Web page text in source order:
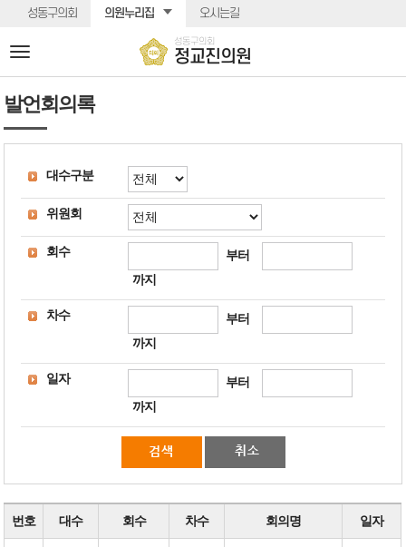
본문바로가기
성동구의회 의원누리집 오시는길
성동구의회
정교진의원
전
뉴
발언회의록
대수구분
위원회
회수
부터
까지
차수
부터
까지
일자
부터
까지
번호 대수 회수 차수 회의명 일자